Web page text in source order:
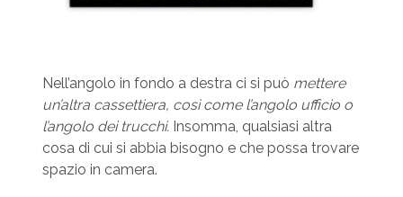
Nell’angolo in fondo a destra ci si può mettere
un’altra cassettiera, così come l’angolo ufficio o
l’angolo dei trucchi.Insomma, qualsiasi altra
cosa di cui si abbia bisogno e che possa trovare
spazio in camera.